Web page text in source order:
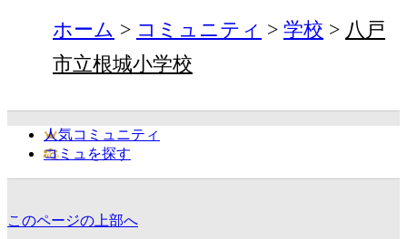
ホーム コミュニティ 学校
八戸
市立根城小学校
人気コミュニティ
コミュを探す
このページの上部へ